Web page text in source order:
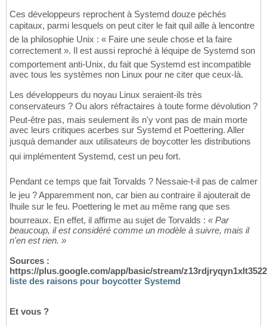
Ces développeurs reprochent à Systemd douze péchés
capitaux, parmi lesquels on peut citer le fait quil aille à lencontre
de la philosophie Unix : « Faire une seule chose et la faire
correctement ». Il est aussi reproché à léquipe de Systemd son
comportement anti-Unix, du fait que Systemd est incompatible
avec tous les systèmes non Linux pour ne citer que ceux-là.
Les développeurs du noyau Linux seraient-ils très
conservateurs ? Ou alors réfractaires à toute forme dévolution ?
Peut-être pas, mais seulement ils n'y vont pas de main morte
avec leurs critiques acerbes sur Systemd et Poettering. Aller
jusquà demander aux utilisateurs de boycotter les distributions
qui implémentent Systemd, cest un peu fort.
Pendant ce temps que fait Torvalds ? Nessaie-t-il pas de calmer
le jeu ? Apparemment non, car bien au contraire il ajouterait de
lhuile sur le feu. Poettering le met au même rang que ses
bourreaux. En effet, il affirme au sujet de Torvalds : « Par
beaucoup, il est considéré comme un modèle à suivre, mais il
n'en est rien. »
Sources :
https://plus.google.com/app/basic/stream/
liste des raisons pour boycotter Systemd
Et vous ?